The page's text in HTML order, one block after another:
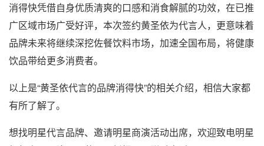
消得快凭借自身优质清爽的口感和消食解腻的功效，在已推
广区域市场广受好评，本次签约黄圣依为代言人，更意味着
品牌未来将继续深挖佐餐饮料市场，加速全国布局，将健康
饮品带给更多消费者。
以上是“黄圣依代言的品牌消得快”的相关介绍，相信大家都
有所了解了。
想找明星代言品牌、邀请明星商演活动出席，欢迎致电明星